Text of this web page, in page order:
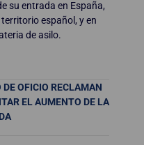
su entrada en España,
español, y en
de asilo.
OFICIO RECLAMAN
EL AUMENTO DE LA